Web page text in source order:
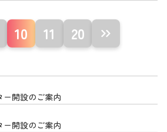
10 11 20
開設のご案内
開設のご案内